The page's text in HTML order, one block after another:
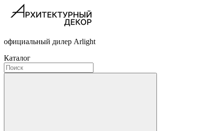
официальный дилер Arlight
Каталог